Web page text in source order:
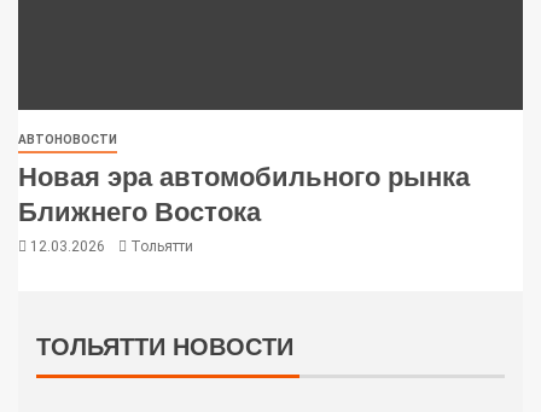
АВТОНОВОСТИ
Новая эра автомобильного рынка
Ближнего Востока
12.03.2026 Тольятти
ТОЛЬЯТТИ НОВОСТИ